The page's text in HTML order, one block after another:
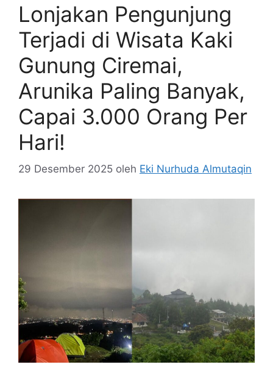
Lonjakan Pengunjung
Terjadi di Wisata Kaki
Gunung Ciremai,
Arunika Paling Banyak,
Capai 3.000 Orang Per
Hari!
29 Desember 2025 oleh Eki Nurhuda Almutaqin